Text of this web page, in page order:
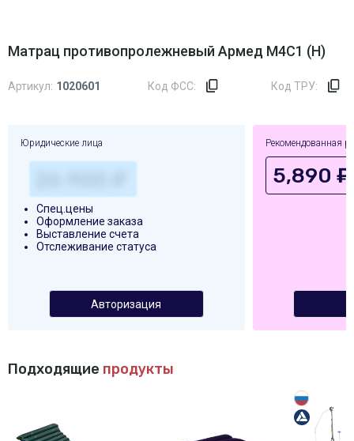
Матрац противопролежневый Армед М4С1 (Н)
Артикул: 1020601 Код ФСС: Код ТРУ:
Юридические лица
Спец.цены
Оформление заказа
Выставление счета
Отслеживание статуса
Авторизация
Рекомендованная
5,890 ₽
Подходящие продукты